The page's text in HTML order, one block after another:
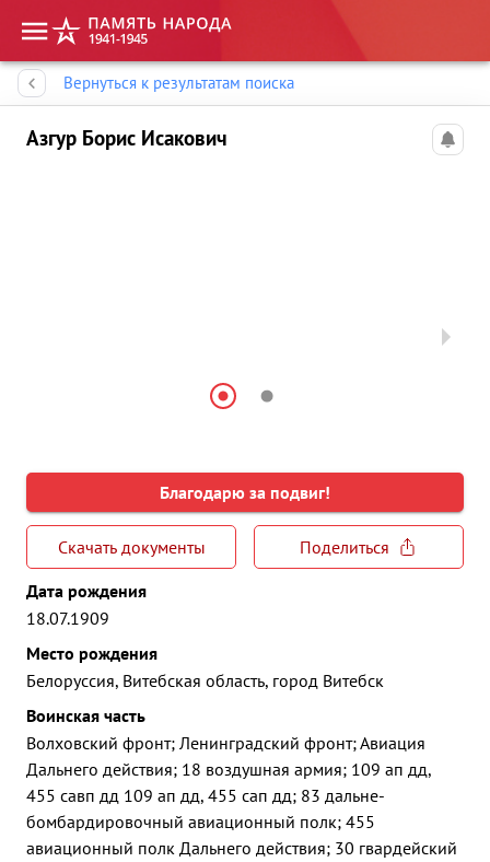
Вернуться к результатам поиска
Азгур Борис Исакович
Благодарю за подвиг!
Скачать документы
Поделиться
Дата рождения
18.07.1909
Место рождения
Белоруссия, Витебская область, город Витебск
Воинская часть
Волховский фронт; Ленинградский фронт; Авиация
Дальнего действия; 18 воздушная армия; 109 ап дд,
455 савп дд 109 ап дд, 455 сап дд; 83 дальне-
бомбардировочный авиационный полк; 455
авиационный полк Дальнего действия; 30 гвардейский
Память народа